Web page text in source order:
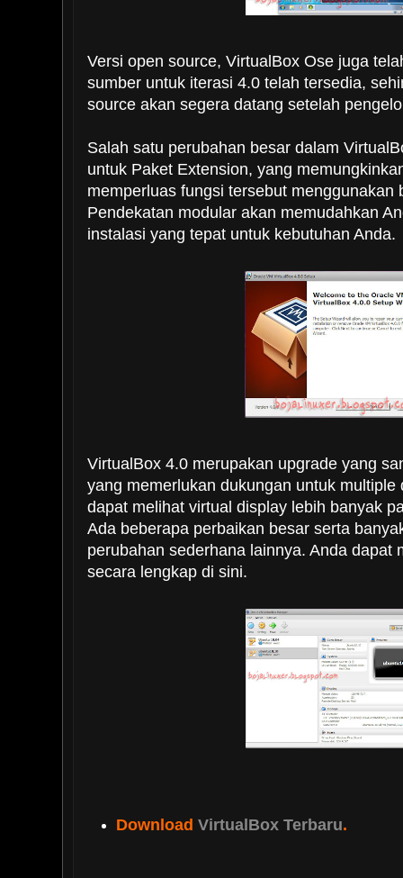
Versi open source, VirtualBox Ose juga
sumber untuk iterasi 4.0 telah tersedia,
source akan segera datang setelah
Salah satu perubahan besar dalam
untuk Paket Extension, yang
memperluas fungsi tersebut menggunakan
Pendekatan modular akan memudahkan
instalasi yang tepat untuk kebutuhan Anda.
VirtualBox 4.0 merupakan upgrade yang
yang memerlukan dukungan untuk multiple
dapat melihat virtual display lebih banyak
Ada beberapa perbaikan besar serta
perubahan sederhana lainnya. Anda dapat
secara lengkap di sini.
DownloadVirtualBox Terbaru.